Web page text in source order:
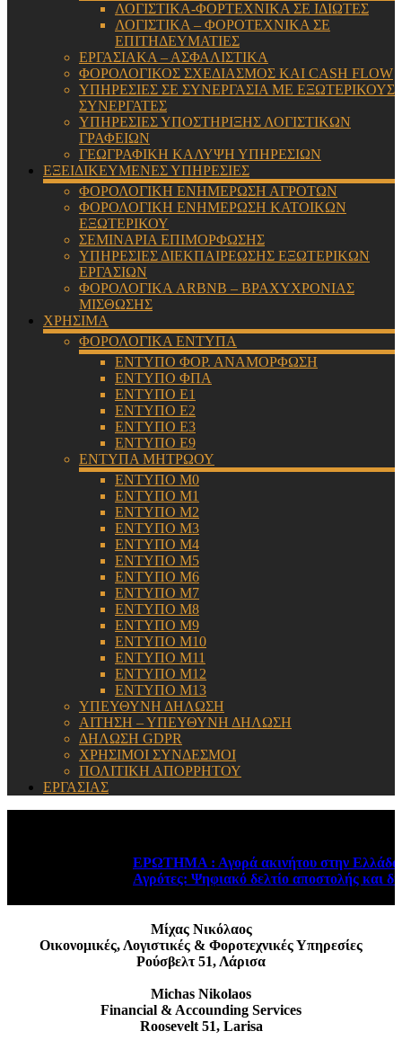
ΛΟΓΙΣΤΙΚΑ-ΦΟΡΤΕΧΝΙΚΑ ΣΕ ΙΔΙΩΤΕΣ
ΛΟΓΙΣΤΙΚΑ – ΦΟΡΟΤΕΧΝΙΚΑ ΣΕ
ΕΠΙΤΗΔΕΥΜΑΤΙΕΣ
ΕΡΓΑΣΙΑΚΑ – ΑΣΦΑΛΙΣΤΙΚΑ
ΦΟΡΟΛΟΓΙΚΟΣ ΣΧΕΔΙΑΣΜΟΣ ΚΑΙ CASH FLOW
ΥΠΗΡΕΣΙΕΣ ΣΕ ΣΥΝΕΡΓΑΣΙΑ ΜΕ ΕΞΩΤΕΡΙΚΟΥΣ
ΣΥΝΕΡΓΑΤΕΣ
ΥΠΗΡΕΣΙΕΣ ΥΠΟΣΤΗΡΙΞΗΣ ΛΟΓΙΣΤΙΚΩΝ
ΓΡΑΦΕΙΩΝ
ΓΕΩΓΡΑΦΙΚΗ ΚΑΛΥΨΗ ΥΠΗΡΕΣΙΩΝ
ΕΞΕΙΔΙΚΕΥΜΕΝΕΣ ΥΠΗΡΕΣΙΕΣ
ΦΟΡΟΛΟΓΙΚΗ ΕΝΗΜΕΡΩΣΗ ΑΓΡΟΤΩΝ
ΦΟΡΟΛΟΓΙΚΗ ΕΝΗΜΕΡΩΣΗ ΚΑΤΟΙΚΩΝ
ΕΞΩΤΕΡΙΚΟΥ
ΣΕΜΙΝΑΡΙΑ ΕΠΙΜΟΡΦΩΣΗΣ
ΥΠΗΡΕΣΙΕΣ ΔΙΕΚΠΑΙΡΕΩΣΗΣ ΕΞΩΤΕΡΙΚΩΝ
ΕΡΓΑΣΙΩΝ
ΦΟΡΟΛΟΓΙΚΑ ARBNB – ΒΡΑΧΥΧΡΟΝΙΑΣ
ΜΙΣΘΩΣΗΣ
ΧΡΗΣΙΜΑ
ΦΟΡΟΛΟΓΙΚΑ ΕΝΤΥΠΑ
ΕΝΤΥΠΟ ΦΟΡ. ΑΝΑΜΟΡΦΩΣΗ
ΕΝΤΥΠΟ ΦΠΑ
ΕΝΤΥΠΟ Ε1
ΕΝΤΥΠΟ Ε2
ΕΝΤΥΠΟ Ε3
ΕΝΤΥΠΟ Ε9
ΕΝΤΥΠΑ ΜΗΤΡΩΟΥ
ΕΝΤΥΠΟ Μ0
ΕΝΤΥΠΟ Μ1
ΕΝΤΥΠΟ Μ2
ΕΝΤΥΠΟ Μ3
ΕΝΤΥΠΟ Μ4
ΕΝΤΥΠΟ Μ5
ΕΝΤΥΠΟ Μ6
ΕΝΤΥΠΟ Μ7
ΕΝΤΥΠΟ Μ8
ΕΝΤΥΠΟ Μ9
ΕΝΤΥΠΟ Μ10
ΕΝΤΥΠΟ Μ11
ΕΝΤΥΠΟ Μ12
ΕΝΤΥΠΟ Μ13
ΥΠΕΥΘΥΝΗ ΔΗΛΩΣΗ
ΑΙΤΗΣΗ – ΥΠΕΥΘΥΝΗ ΔΗΛΩΣΗ
ΔΗΛΩΣΗ GDPR
ΧΡΗΣΙΜΟΙ ΣΥΝΔΕΣΜΟΙ
ΠΟΛΙΤΙΚΗ ΑΠΟΡΡΗΤΟΥ
ΕΡΓΑΣΙΑΣ
ΕΡΩΤΗΜΑ : Αγορά ακινήτου στην Ελλάδα ,
Αγρότες: Ψηφιακό δελτίο αποστολής και
Μίχας Νικόλαος
Οικονομικές, Λογιστικές & Φοροτεχνικές Υπηρεσίες
Ρούσβελτ 51, Λάρισα
Michas Nikolaos
Financial & Accounding Services
Roosevelt 51, Larisa